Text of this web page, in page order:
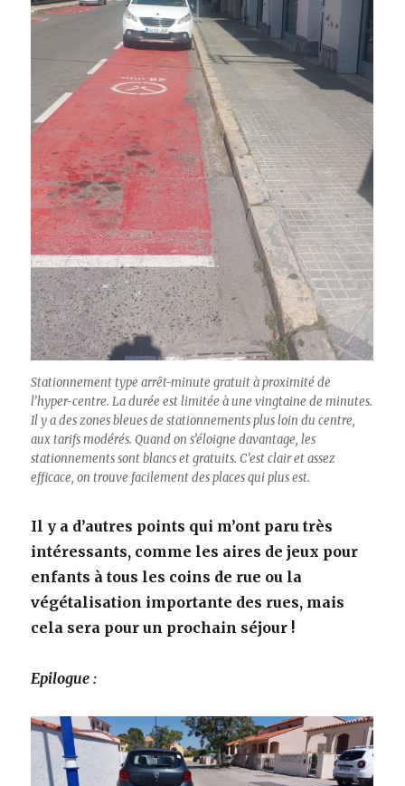
Stationnement type arrêt-minute gratuit à proximité de
l’hyper-centre. La durée est limitée à une vingtaine de minutes.
Il y a des zones bleues de stationnements plus loin du centre,
aux tarifs modérés. Quand on s’éloigne davantage, les
stationnements sont blancs et gratuits. C’est clair et assez
efficace, on trouve facilement des places qui plus est.
Il y a d’autres points qui m’ont paru très
intéressants, comme les aires de jeux pour
enfants à tous les coins de rue ou la
végétalisation importante des rues, mais
cela sera pour un prochain séjour !
Epilogue :